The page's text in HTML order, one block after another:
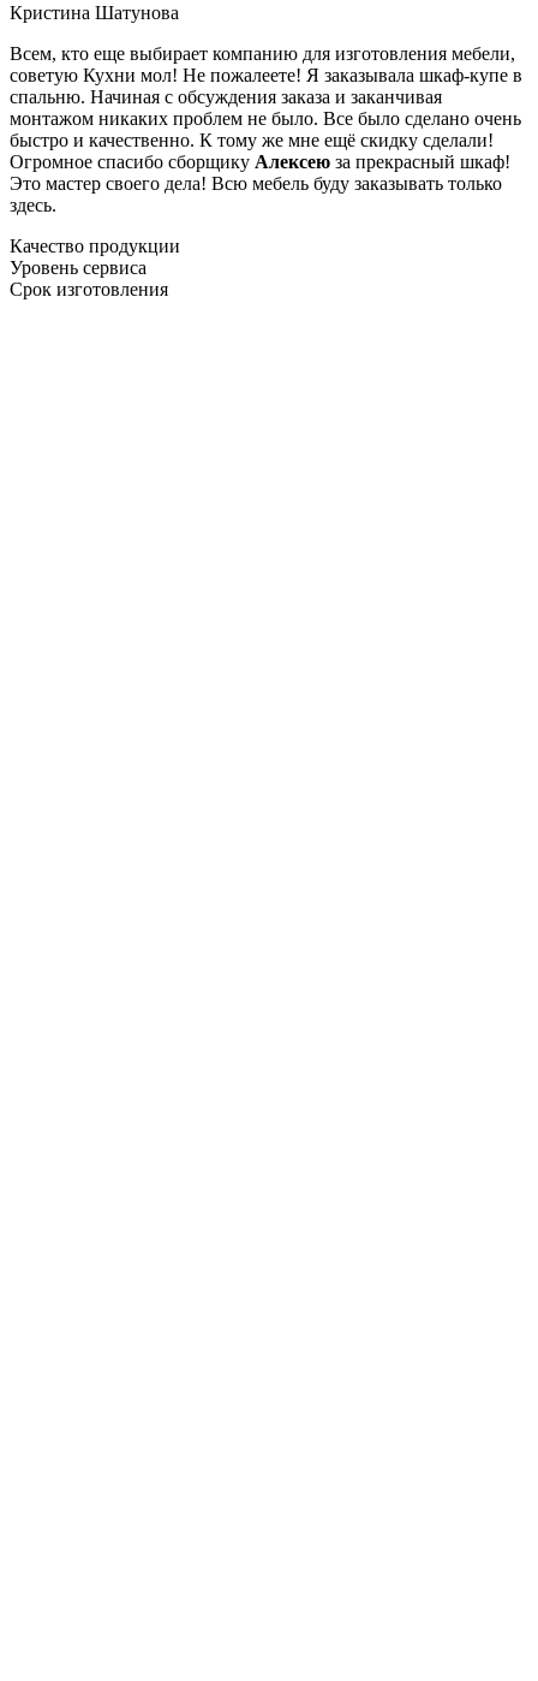
Кристина Шатунова
Всем, кто еще выбирает компанию для изготовления мебели,
советую Кухни мол! Не пожалеете! Я заказывала шкаф-купе в
спальню. Начиная с обсуждения заказа и заканчивая
монтажом никаких проблем не было. Все было сделано очень
быстро и качественно. К тому же мне ещё скидку сделали!
Огромное спасибо сборщику Алексею за прекрасный шкаф!
Это мастер своего дела! Всю мебель буду заказывать только
здесь.
Качество продукции
Уровень сервиса
Срок изготовления